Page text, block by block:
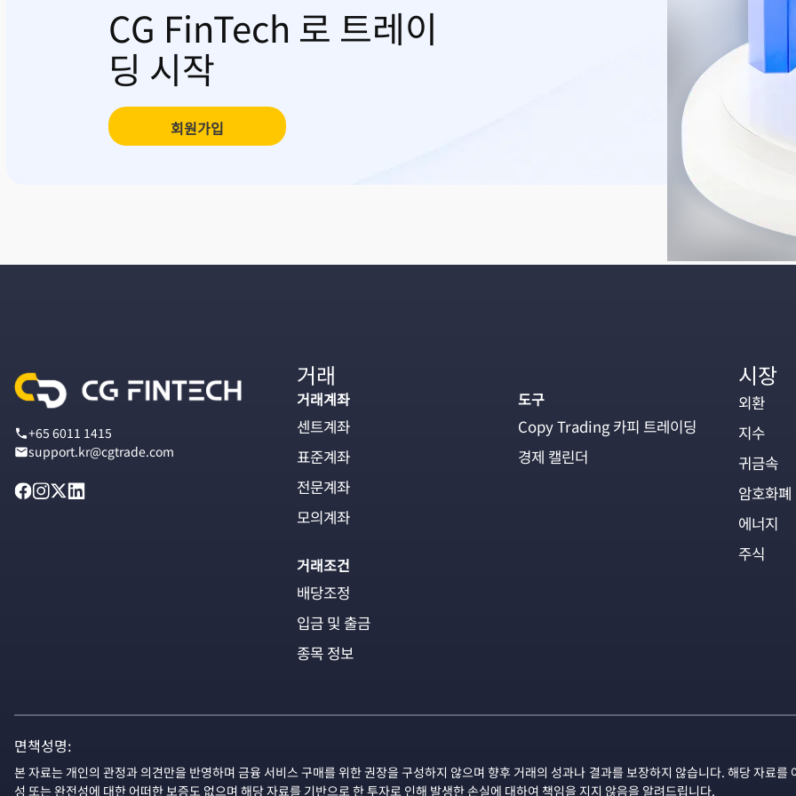
CG FinTech 로 트레이
딩 시작
회원가입
+65 6011 1415
support.kr@cgtrade.com
거래
거래계좌
센트계좌
표준계좌
전문계좌
모의계좌
거래조건
배당조정
입금 및 출금
종목 정보
도구
Copy Trading 카피 트레이딩
경제 캘린더
시장
외환
지수
귀금속
암호화폐
에너지
주식
면책성명:
본 자료는 개인의 관정과 의견만을 반영하며 금융 서비스 구매를 위한 권장을 구성하지 않으며 향후 거래의 성과나 결과를 보장하지 않습니다. 해당 자료
성 또는 완전성에 대한 어떠한 보증도 없으며 해당 자료를 기반으로 한 투자로 인해 발생한 손실에 대하여 책임을 지지 않음을 알려드립니다.